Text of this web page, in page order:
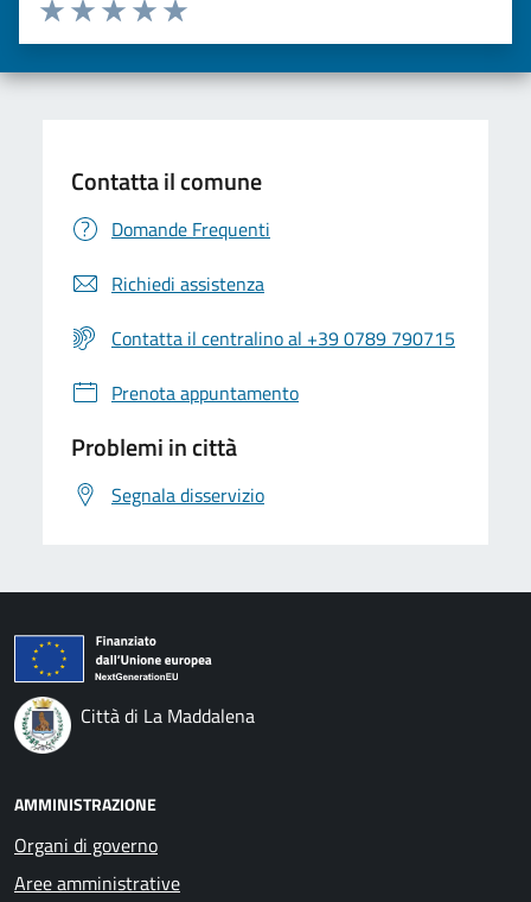
Valuta 5 stelle su 5
Valuta 4 stelle su 5
Valuta 3 stelle su 5
Valuta 2 stelle su 5
Valuta una stella su 5
Contatta il comune
Domande Frequenti
Richiedi assistenza
Contatta il centralino al +39 0789 790715
Prenota appuntamento
Problemi in città
Segnala disservizio
Città di La Maddalena
AMMINISTRAZIONE
Organi di governo
Aree amministrative